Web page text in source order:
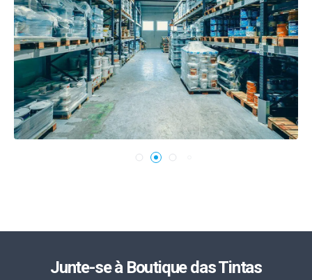
Junte-se à Boutique das Tintas